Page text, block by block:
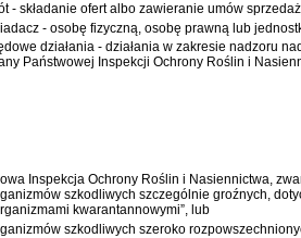
- składanie ofert albo zawieranie umów
- osobę fizyczną, osobę prawną lub
działania - działania w zakresie nadzoru
Państwowej Inspekcji Ochrony Roślin i
Inspekcja Ochrony Roślin i Nasiennictwa,
szkodliwych szczególnie groźnych,
kwarantannowymi”, lub
szkodliwych szeroko